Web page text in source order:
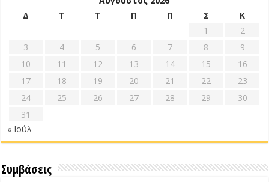
Δ
Τ Τ Π Π Σ
Κ
1
2
3
4 5 6 7 8
9
10
11 12 13 14 15
16
17
18 19 20 21 22
23
24
25 26 27 28 29
30
31
« Ιούλ
Συμβάσεις